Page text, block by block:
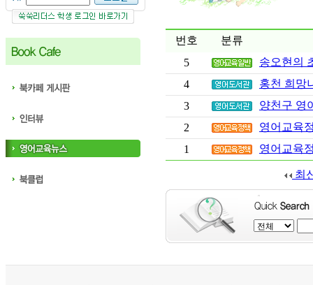
번호
분류
5
송오현의
4
홍천 희망
3
양천구 영
2
영어교육
1
영어교육
최